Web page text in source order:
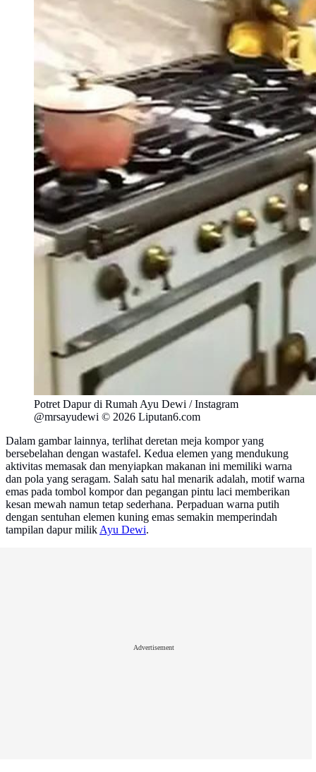
Potret Dapur di Rumah Ayu Dewi / Instagram
@mrsayudewi © 2026 Liputan6.com
Dalam gambar lainnya, terlihat deretan meja kompor yang
bersebelahan dengan wastafel. Kedua elemen yang mendukung
aktivitas memasak dan menyiapkan makanan ini memiliki warna
dan pola yang seragam. Salah satu hal menarik adalah, motif warna
emas pada tombol kompor dan pegangan pintu laci memberikan
kesan mewah namun tetap sederhana. Perpaduan warna putih
dengan sentuhan elemen kuning emas semakin memperindah
tampilan dapur milik Ayu Dewi.
Advertisement